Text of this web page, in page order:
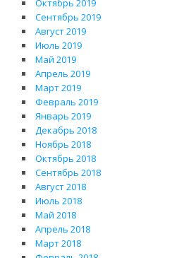
Октябрь 2019
Сентябрь 2019
Август 2019
Июль 2019
Май 2019
Апрель 2019
Март 2019
Февраль 2019
Январь 2019
Декабрь 2018
Ноябрь 2018
Октябрь 2018
Сентябрь 2018
Август 2018
Июль 2018
Май 2018
Апрель 2018
Март 2018